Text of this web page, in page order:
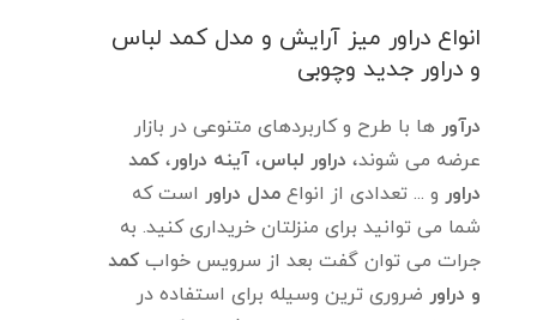
انواع دراور میز آرایش و مدل کمد لباس
و دراور جدید وچوبی
درآور ها با طرح و کاربردهای متنوعی در بازار
عرضه می شوند، دراور لباس، آینه دراور، کمد
دراور و ... تعدادی از انواع مدل دراور است که
شما می توانید برای منزلتان خریداری کنید. به
جرات می توان گفت بعد از سرویس خواب کمد
و دراور ضروری ترین وسیله برای استفاده در